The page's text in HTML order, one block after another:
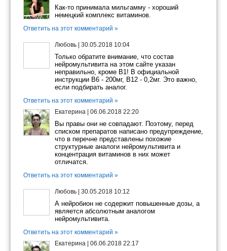
Как-то принимала мильгамму - хороший
немецкий комплекс витаминов.
Ответить на этот комментарий »
Любовь 30.05.2018 10:04
Только обратите внимание, что состав
нейромультивита на этом сайте указан
неправильно, кроме В1! В официальной
инструкции В6 - 200мг, В12 - 0,2мг. Это важно,
если подбирать аналог.
Ответить на этот комментарий »
Екатерина
06.06.2018 22:20
Вы правы они не совпадают. Поэтому, перед
списком препаратов написано предупреждение,
что в перечне представлены похожие
структурные аналоги нейромультивита и
концентрация витаминов в них может
отличатся.
Ответить на этот комментарий »
Любовь 30.05.2018 10:12
А нейробион не содержит повышенные дозы, а
является абсолютным аналогом
нейромультивита.
Ответить на этот комментарий »
Екатерина
06.06.2018 22:17